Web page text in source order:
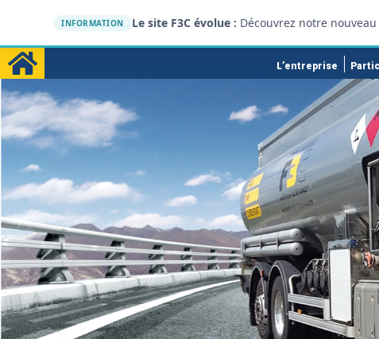
INFORMATION Le site F3C évolue : Découvrez notre
L’entreprise